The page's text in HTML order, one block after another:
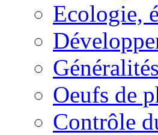
Ecologie,
Généralités
Oeufs de
Contrôle